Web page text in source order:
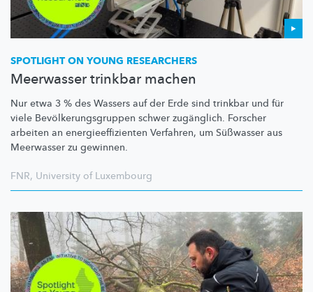
SPOTLIGHT ON YOUNG RESEARCHERS
Meerwasser trinkbar machen
Nur etwa 3 % des Wassers auf der Erde sind trinkbar und für
viele Bevölkerungsgruppen schwer zugänglich. Forscher
arbeiten an energieeffizienten Verfahren, um Süßwasser aus
Meerwasser zu gewinnen.
FNR, University of Luxembourg